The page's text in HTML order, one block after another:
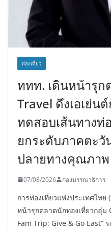
ท่องเที่ยว
ททท. เดินหน้ารุก
Travel ดึงเอเย่น
ทดสอบเส้นทางท่
ยกระดับภาคตะ
ปลายทางคุณภาพ
07/08/2026 กองบรรณาธิการ
การท่องเที่ยวแห่งประเทศไท
หน้ารุกตลาดนักท่องเที่ยวกลุ่
Fam Trip: Give & Go East”